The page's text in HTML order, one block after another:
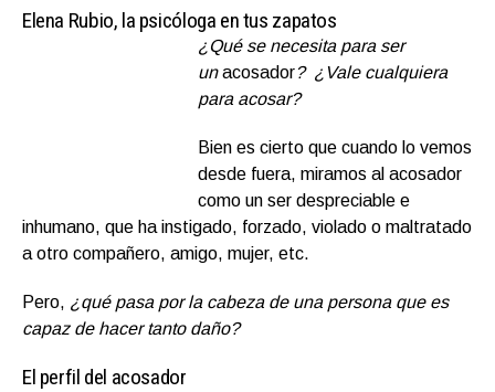
Elena Rubio, la psicóloga en tus zapatos
¿Qué se necesita para ser
unacosador? ¿Vale cualquiera
para acosar?
Bien es cierto que cuando lo vemos
desde fuera, miramos al acosador
como un ser despreciable e
inhumano, que ha instigado, forzado, violado o maltratado
a otro compañero, amigo, mujer, etc.
Pero, ¿qué pasa por la cabeza de una persona que es
capaz de hacer tanto daño?
El perfil del acosador